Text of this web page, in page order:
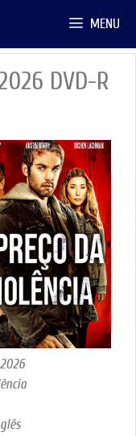
MENU
DVD-R
2026